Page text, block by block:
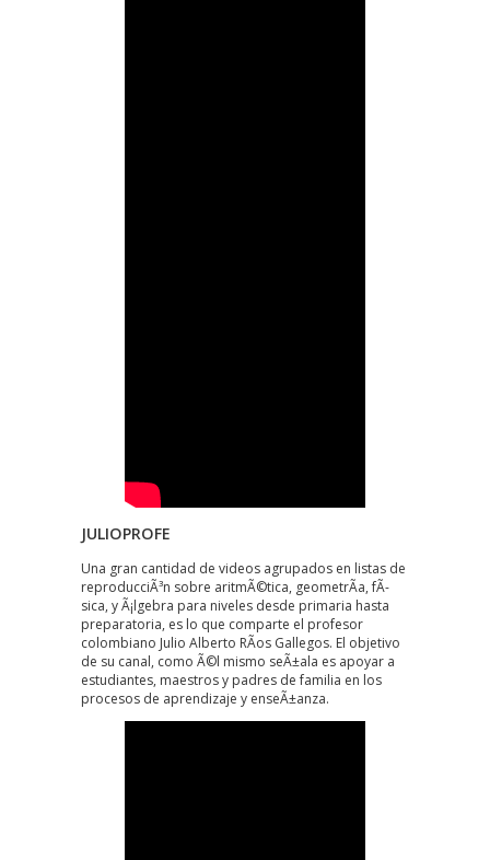
JULIOPROFE
Una gran cantidad de videos agrupados en listas de
reproducciÃ³n sobre aritmÃ©tica, geometrÃ­a, fÃ­
sica, y Ã¡lgebra para niveles desde primaria hasta
preparatoria, es lo que comparte el profesor
colombiano Julio Alberto RÃ­os Gallegos. El objetivo
de su canal, como Ã©l mismo seÃ±ala es apoyar a
estudiantes, maestros y padres de familia en los
procesos de aprendizaje y enseÃ±anza.